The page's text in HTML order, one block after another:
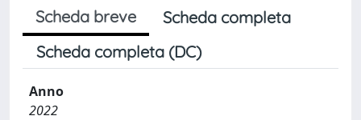
Scheda breve
Scheda completa
Scheda completa (DC)
Anno
2022